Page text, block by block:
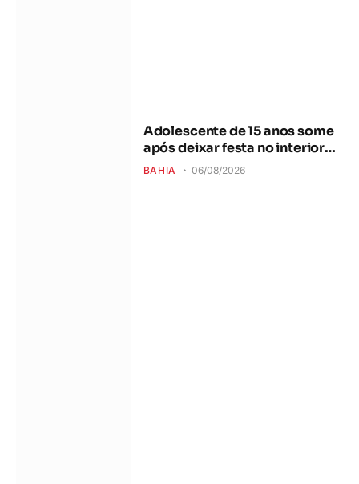
Adolescente de 15 anos some
após deixar festa no interior
da Bahia
BAHIA 06/08/2026